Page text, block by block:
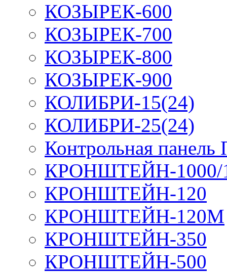
КОЗЫРЕК-600
КОЗЫРЕК-700
КОЗЫРЕК-800
КОЗЫРЕК-900
КОЛИБРИ-15(24)
КОЛИБРИ-25(24)
Контрольная
КРОНШТЕЙН-1000/
КРОНШТЕЙН-120
КРОНШТЕЙН-120М
КРОНШТЕЙН-350
КРОНШТЕЙН-500